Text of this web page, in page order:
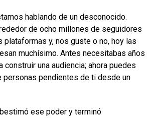
hablando de un desconocido.
de ocho millones de seguidores
y, nos guste o no, hoy las
muchísimo. Antes necesitabas años
construir una audiencia; ahora puedes
personas pendientes de ti desde un
ese poder y terminó